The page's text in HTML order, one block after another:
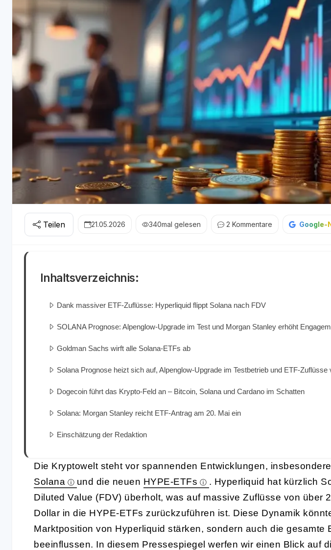
Teilen 21.05.2026 340mal gelesen 2 Kommentare Google-
Inhaltsverzeichnis:
Dank massiver ETF-Zuflüsse: Hyperliquid flippt Solana nach FDV
SOLANA Prognose: Alpenglow-Upgrade im Test und Morgan Stanley erhöht
Goldman Sachs wirft alle Solana-ETFs ab
Solana Prognose heizt sich auf, Alpenglow-Upgrade im Testbetrieb und ETF-Zuflüsse
Dogecoin führt das Krypto-Feld an – Bitcoin, Solana und Cardano im Schatten
Solana: Morgan Stanley reicht ETF-Antrag am 20. Mai ein
Einschätzung der Redaktion
Die Kryptowelt steht vor spannenden Entwicklungen,
Solana
und die neuen HYPE-ETFs
. Hyperliquid hat kürzlich
Diluted Value (FDV) überholt, was auf massive Zuflüsse von über
Dollar in die HYPE-ETFs zurückzuführen ist. Diese Dynamik
Marktposition von Hyperliquid stärken, sondern auch die gesamte
beeinflussen. In diesem Pressespiegel werfen wir einen Blick auf